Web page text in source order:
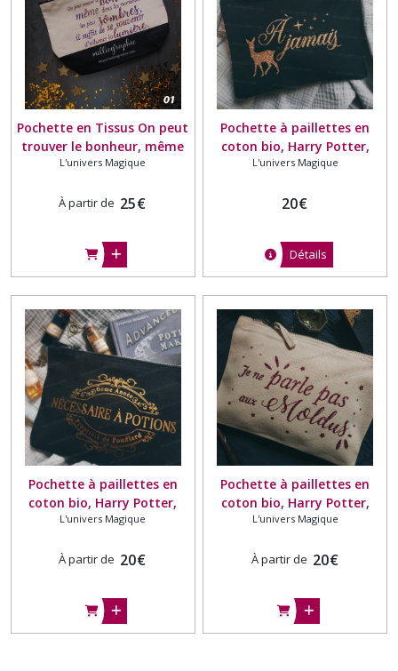
Pochette en Tissus On peut
trouver le bonheur, même
dans les moments les plus
L'univers Magique
À partir de 25€
Pochette à paillettes en
coton bio, Harry Potter,
Severus Rogue, Always, A
L'univers Magique
20€
Détails
Pochette à paillettes en
coton bio, Harry Potter,
Poudlard, Nécessaire à
L'univers Magique
À partir de 20€
Pochette à paillettes en
coton bio, Harry Potter,
Poudlard, Je ne parle pas
L'univers Magique
À partir de 20€